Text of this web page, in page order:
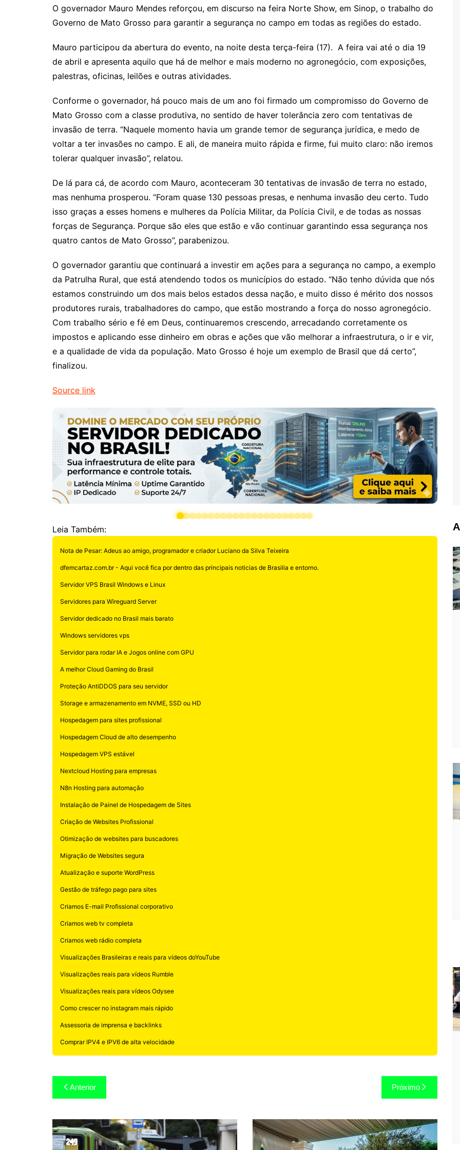
y
Li
k
s
A
p
gr
a
e
dI
l
gl
e
a
s
o
o
m
s
e
g
er
s
a
e
o
k.
o
m
p
e
o
o
ai
l
a
d
l
e
O governador Mauro Mendes reforçou, em discurso na feira Norte Show, em Sinop, o trabalho do
Governo de Mato Grosso para garantir a segurança no campo em todas as regiões do estado.
Mauro participou da abertura do evento, na noite desta terça-feira (17). A feira vai até o dia 19
de abril e apresenta aquilo que há de melhor e mais moderno no agronegócio, com exposições,
palestras, oficinas, leilões e outras atividades.
Conforme o governador, há pouco mais de um ano foi firmado um compromisso do Governo de
Mato Grosso com a classe produtiva, no sentido de haver tolerância zero com tentativas de
invasão de terra. “Naquele momento havia um grande temor de segurança jurídica, e medo de
voltar a ter invasões no campo. E ali, de maneira muito rápida e firme, fui muito claro: não iremos
tolerar qualquer invasão”, relatou.
De lá para cá, de acordo com Mauro, aconteceram 30 tentativas de invasão de terra no estado,
mas nenhuma prosperou. “Foram quase 130 pessoas presas, e nenhuma invasão deu certo. Tudo
isso graças a esses homens e mulheres da Polícia Militar, da Polícia Civil, e de todas as nossas
forças de Segurança. Porque são eles que estão e vão continuar garantindo essa segurança nos
quatro cantos de Mato Grosso”, parabenizou.
O governador garantiu que continuará a investir em ações para a segurança no campo, a exemplo
da Patrulha Rural, que está atendendo todos os municípios do estado. “Não tenho dúvida que nós
estamos construindo um dos mais belos estados dessa nação, e muito disso é mérito dos nossos
produtores rurais, trabalhadores do campo, que estão mostrando a força do nosso agronegócio.
Com trabalho sério e fé em Deus, continuaremos crescendo, arrecadando corretamente os
impostos e aplicando esse dinheiro em obras e ações que vão melhorar a infraestrutura, o ir e vir,
e a qualidade de vida da população. Mato Grosso é hoje um exemplo de Brasil que dá certo”,
finalizou.
Source link
Leia Também:
Nota de Pesar: Adeus ao amigo, programador e criador Luciano da Silva Teixeira
dfemcartaz.com.br - Aqui você fica por dentro das principais noticias de Brasilia e entorno.
Servidor VPS Brasil Windows e Linux
Servidores para Wireguard Server
Servidor dedicado no Brasil mais barato
Windows servidores vps
Servidor para rodar IA e Jogos online com GPU
A melhor Cloud Gaming do Brasil
Proteção AntiDDOS para seu servidor
Storage e armazenamento em NVME, SSD ou HD
Hospedagem para sites profissional
Hospedagem Cloud de alto desempenho
Hospedagem VPS estável
Nextcloud Hosting para empresas
N8n Hosting para automação
Instalação de Painel de Hospedagem de Sites
Criação de Websites Profissional
Otimização de websites para buscadores
Migração de Websites segura
Atualização e suporte WordPress
Gestão de tráfego pago para sites
Criamos E-mail Profissional corporativo
Criamos web tv completa
Criamos web rádio completa
Visualizações Brasileiras e reais para vídeos doYouTube
Visualizações reais para vídeos Rumble
Visualizações reais para vídeos Odysee
Como crescer no instagram mais rápido
Assessoria de imprensa e backlinks
Comprar IPV4 e IPV6 de alta velocidade
Navegação
de
Post
Anterior Próximo